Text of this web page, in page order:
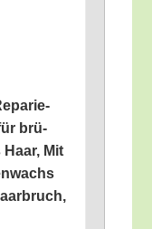
brü­
Mit